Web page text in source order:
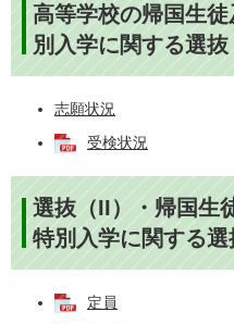
高等学校の帰国生
別入学に関する選抜
志願状況
受検状況
選抜（II）・帰国生
特別入学に関する選
定員